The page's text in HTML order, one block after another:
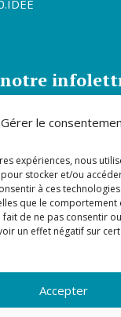
Gérer le
expériences, nous
stocker et/ou
à ces
que le comportement
fait de ne pas consentir
un effet négatif sur
Accepter
notre
à notre infolettre et
sur nos